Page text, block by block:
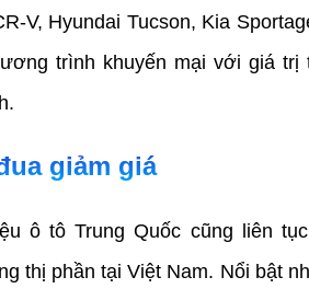
V, Hyundai Tucson, Kia
trình khuyến mại với giá trị
giảm giá
ô tô Trung Quốc cũng liên
thị phần tại Việt Nam. Nổi bật